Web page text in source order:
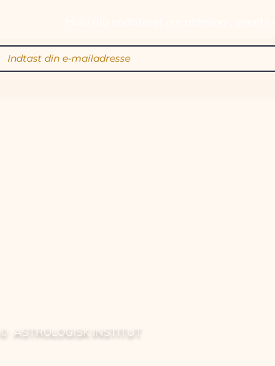
© ASTROLOGISK INSTITUT